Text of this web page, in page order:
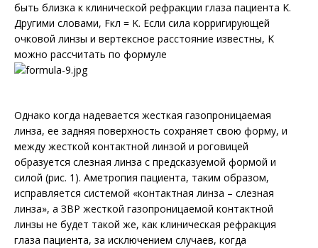
быть близка к клинической рефракции глаза пациента K.
Другими словами, Fкл = K. Если сила корригирующей
очковой линзы и вертексное расстояние известны, K
можно рассчитать по формуле
Однако когда надевается жесткая газопроницаемая
линза, ее задняя поверхность сохраняет свою форму, и
между жесткой контактной линзой и роговицей
образуется слезная линза с предсказуемой формой и
силой (рис. 1). Аметропия пациента, таким образом,
исправляется системой «контактная линза – слезная
линза», а ЗВР жесткой газопроницаемой контактной
линзы не будет такой же, как клиническая рефракция
глаза пациента, за исключением случаев, когда